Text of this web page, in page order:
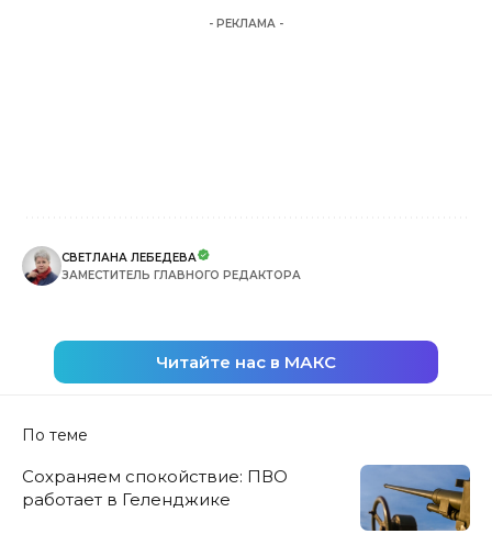
- РЕКЛАМА -
СВЕТЛАНА ЛЕБЕДЕВА
ЗАМЕСТИТЕЛЬ ГЛАВНОГО РЕДАКТОРА
Читайте нас в МАКС
По теме
Сохраняем спокойствие: ПВО
работает в Геленджике